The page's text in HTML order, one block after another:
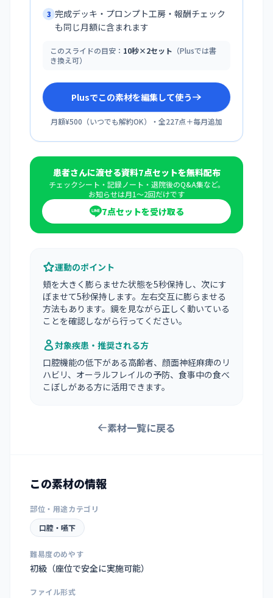
3 完成デッキ・プロンプト工房・報酬チェック
も同じ月額に含まれます
このスライドの目安： 10秒×2セット （Plusでは書
き換え可）
Plusでこの素材を編集して使う
月額¥500 （いつでも解約OK）・全227点＋毎月追加
患者さんに渡せる資料7点セットを無料配布
チェックシート・記録ノート・退院後のQ&A集など。
お知らせは月1〜2回だけです
7点セットを受け取る
運動のポイント
頬を大きく膨らませた状態を5秒保持し、次にす
ぼませて5秒保持します。左右交互に膨らませる
方法もあります。鏡を見ながら正しく動いている
ことを確認しながら行ってください。
対象疾患・推奨される方
口腔機能の低下がある高齢者、顔面神経麻痺のリ
ハビリ、オーラルフレイルの予防、食事中の食べ
こぼしがある方に活用できます。
素材一覧に戻る
この素材の情報
部位・用途カテゴリ
口腔・嚥下
難易度のめやす
初級（座位で安全に実施可能）
ファイル形式